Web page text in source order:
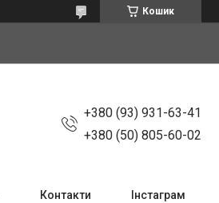
Кошик
+380 (93) 931-63-41
+380 (50) 805-60-02
Контакти Інстаграм